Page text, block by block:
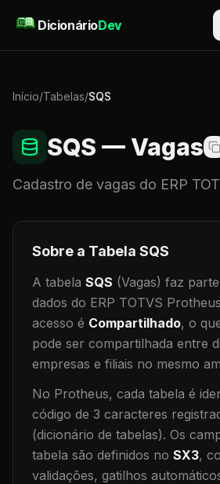
DicionárioDev
Início/Tabelas/SQS
SQS — Vagas
Cadastro de vagas do ERP
Sobre a Tabela SQS
A tabela SQS (Vagas) faz
dados do ERP TOTVS
acesso é Compartilhado, o
pode ser compartilhada entre
empresas e filiais no mesmo
No Protheus, cada tabela é
código de 3 caracteres
(dicionário de tabelas). Os
tabela são definidos no SX3,
validações, gatilhos